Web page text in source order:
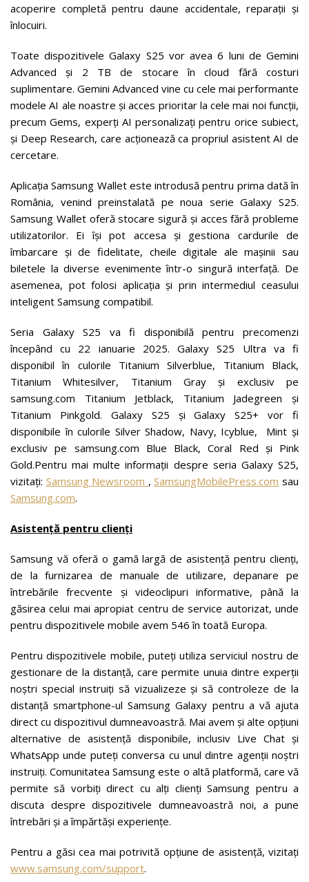
acoperire completă pentru daune accidentale, reparații și
înlocuiri.
Toate dispozitivele Galaxy S25 vor avea 6 luni de Gemini
Advanced și 2 TB de stocare în cloud fără costuri
suplimentare. Gemini Advanced vine cu cele mai performante
modele AI ale noastre și acces prioritar la cele mai noi funcții,
precum Gems, experți AI personalizați pentru orice subiect,
și Deep Research, care acționează ca propriul asistent AI de
cercetare.
Aplicația Samsung Wallet este introdusă pentru prima dată în
România, venind preinstalată pe noua serie Galaxy S25.
Samsung Wallet oferă stocare sigură și acces fără probleme
utilizatorilor. Ei își pot accesa și gestiona cardurile de
îmbarcare și de fidelitate, cheile digitale ale mașinii sau
biletele la diverse evenimente într-o singură interfață. De
asemenea, pot folosi aplicația și prin intermediul ceasului
inteligent Samsung compatibil.
Seria Galaxy S25 va fi disponibilă pentru precomenzi
începând cu 22 ianuarie 2025. Galaxy S25 Ultra va fi
disponibil în culorile Titanium Silverblue, Titanium Black,
Titanium Whitesilver, Titanium Gray și exclusiv pe
samsung.com Titanium Jetblack, Titanium Jadegreen și
Titanium Pinkgold. Galaxy S25 și Galaxy S25+ vor fi
disponibile în culorile Silver Shadow, Navy, Icyblue, Mint și
exclusiv pe samsung.com Blue Black, Coral Red și Pink
Gold.Pentru mai multe informații despre seria Galaxy S25,
vizitați: Samsung Newsroom ,SamsungMobilePress.com sau
Samsung.com.
Asistență pentru clienți
Samsung vă oferă o gamă largă de asistență pentru clienți,
de la furnizarea de manuale de utilizare, depanare pe
întrebările frecvente și videoclipuri informative, până la
găsirea celui mai apropiat centru de service autorizat, unde
pentru dispozitivele mobile avem 546 în toată Europa.
Pentru dispozitivele mobile, puteți utiliza serviciul nostru de
gestionare de la distanță, care permite unuia dintre experții
noștri special instruiți să vizualizeze și să controleze de la
distanță smartphone-ul Samsung Galaxy pentru a vă ajuta
direct cu dispozitivul dumneavoastră. Mai avem și alte opțiuni
alternative de asistență disponibile, inclusiv Live Chat și
WhatsApp unde puteți conversa cu unul dintre agenții noștri
instruiți. Comunitatea Samsung este o altă platformă, care vă
permite să vorbiți direct cu alți clienți Samsung pentru a
discuta despre dispozitivele dumneavoastră noi, a pune
întrebări și a împărtăși experiențe.
Pentru a găsi cea mai potrivită opțiune de asistență, vizitați
www.samsung.com/support.